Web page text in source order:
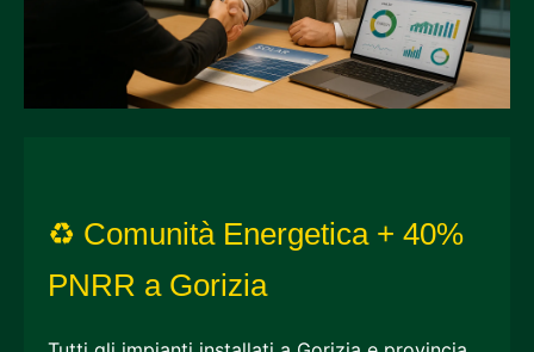
♻ Comunità Energetica + 40%
PNRR a Gorizia